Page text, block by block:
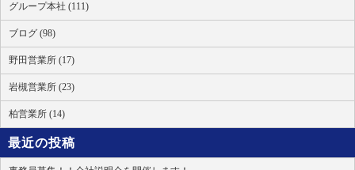
グループ本社 (111)
ブログ (98)
野田営業所 (17)
岩槻営業所 (23)
柏営業所 (14)
最近の投稿